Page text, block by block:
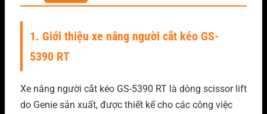
1. Giới thiệu xe nâng người cắt kéo GS-
5390 RT
Xe nâng người cắt kéo GS-5390 RT là dòng scissor lift
do Genie sản xuất, được thiết kế cho các công việc